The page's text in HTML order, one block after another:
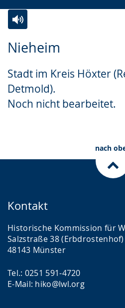
Nieheim
Stadt im Kreis Höxter
Detmold).
Noch nicht bearbeitet.
Leichten
wechseln.
Audio-
Video
Deutscher
Gebärdensprache
wird
nach
Kontakt
Historische Kommission für
Salzstraße 38 (Erbdrostenhof)
48143 Münster
Tel.: 0251 591-4720
E-Mail: hiko@lwl.org